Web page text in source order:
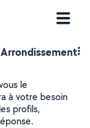
le
à votre besoin
profils,